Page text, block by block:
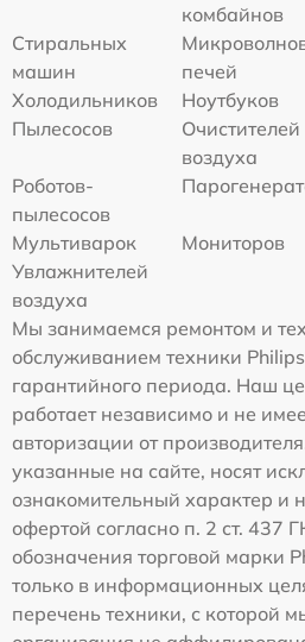
комбайнов
Стиральных
машин
печей
Холодильников
Ноутбуков
Пылесосов
Очистителей
воздуха
Роботов-
пылесосов
Мультиварок
Мониторов
Увлажнителей
воздуха
Мы занимаемся ремонтом и
обслуживанием техники
гарантийного периода. Наш
работает независимо и не
авторизации от
указанные на сайте, носят
ознакомительный характер и
офертой согласно п. 2 ст. 437
обозначения торговой марки
только в информационных
перечень техники, с которой